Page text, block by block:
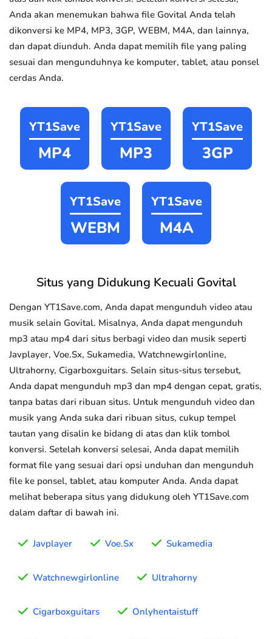
Anda akan menemukan bahwa file Govital Anda telah
dikonversi ke MP4, MP3, 3GP, WEBM, M4A, dan lainnya,
dan dapat diunduh. Anda dapat memilih file yang paling
sesuai dan mengunduhnya ke komputer, tablet, atau ponsel
cerdas Anda.
YT1Save
MP4
YT1Save
MP3
YT1Save
3GP
YT1Save
WEBM
YT1Save
M4A
Situs yang Didukung Kecuali Govital
Dengan YT1Save.com, Anda dapat mengunduh video atau
musik selain Govital. Misalnya, Anda dapat mengunduh
mp3 atau mp4 dari situs berbagi video dan musik seperti
Javplayer, Voe.Sx, Sukamedia, Watchnewgirlonline,
Ultrahorny, Cigarboxguitars. Selain situs-situs tersebut,
Anda dapat mengunduh mp3 dan mp4 dengan cepat, gratis,
tanpa batas dari ribuan situs. Untuk mengunduh video dan
musik yang Anda suka dari ribuan situs, cukup tempel
tautan yang disalin ke bidang di atas dan klik tombol
konversi. Setelah konversi selesai, Anda dapat memilih
format file yang sesuai dari opsi unduhan dan mengunduh
file ke ponsel, tablet, atau komputer Anda. Anda dapat
melihat beberapa situs yang didukung oleh YT1Save.com
dalam daftar di bawah ini.
Javplayer Voe.Sx Sukamedia
Watchnewgirlonline Ultrahorny
Cigarboxguitars Onlyhentaistuff